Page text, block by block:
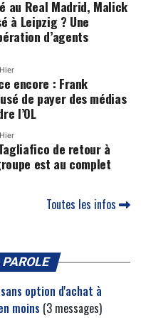
au Real Madrid, Malick
à Leipzig ? Une
d’agents
Hier
encore : Frank
de payer des médias
l’OL
Hier
de retour à
est au complet
Toutes les infos
option d'achat à
moins (3 messages)